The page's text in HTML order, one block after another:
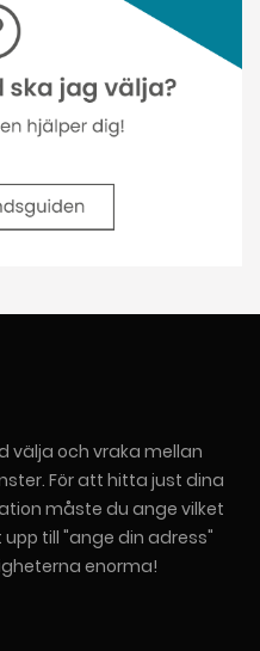
välja och vraka mellan
För att hitta just dina
måste du ange vilket
till "ange din adress"
enorma!